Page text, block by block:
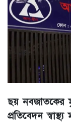
ছয় নবজাতকের
প্রতিবেদন